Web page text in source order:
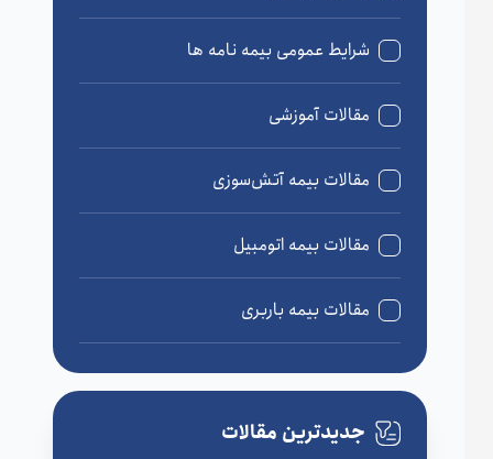
شرایط عمومی بیمه نامه ها
مقالات آموزشی
مقالات بیمه آتش‌سوزی
مقالات بیمه اتومبیل
مقالات بیمه باربری
مقالات بیمه درمان
مقالات بیمه زندگی
جدیدترین مقالات